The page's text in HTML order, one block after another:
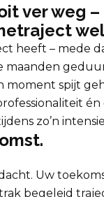
ver weg
heeft – mede
maanden
moment spijt
zo’n
Uw
begeleid